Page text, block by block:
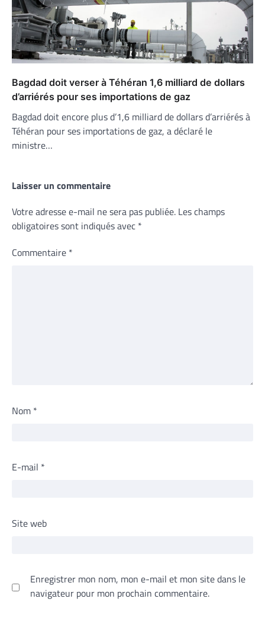
Bagdad doit verser à Téhéran 1,6 milliard de dollars
d’arriérés pour ses importations de gaz
Bagdad doit encore plus d’1,6 milliard de dollars d’arriérés à
Téhéran pour ses importations de gaz, a déclaré le
ministre…
Laisser un commentaire
Votre adresse e-mail ne sera pas publiée. Les champs
obligatoires sont indiqués avec *
Commentaire *
Nom *
E-mail *
Site web
Enregistrer mon nom, mon e-mail et mon site dans le
navigateur pour mon prochain commentaire.